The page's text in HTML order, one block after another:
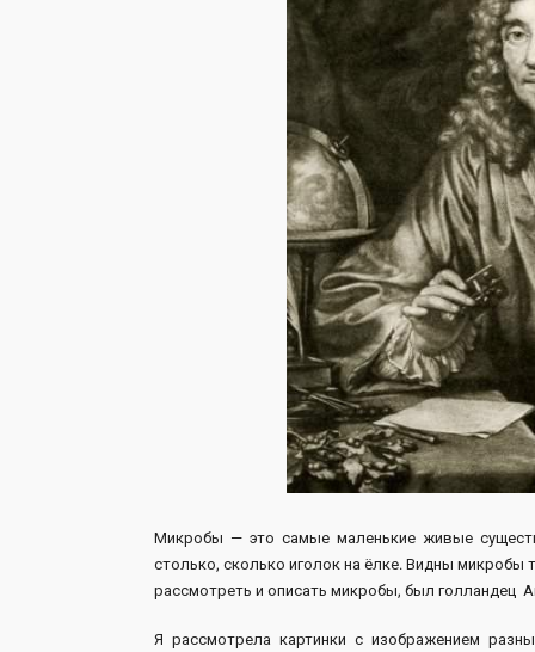
Микробы — это самые маленькие живые
столько, сколько иголок на ёлке. Видны
рассмотреть и описать микробы, был голландец
Я рассмотрела картинки с изображением